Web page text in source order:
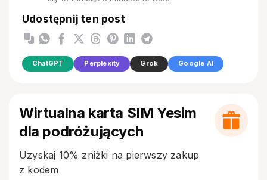
Udostępnij ten post
ChatGPT Perplexity Grok Google AI
Wirtualna karta SIM Yesim
dla podróżujących
Uzyskaj 10% zniżki na pierwszy zakup
z kodem